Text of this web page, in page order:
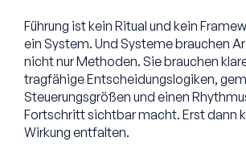
Führung ist kein Ritual und kein
ein System. Und Systeme brauchen
nicht nur Methoden. Sie brauchen
tragfähige Entscheidungslogiken,
Steuerungsgrößen und einen
Fortschritt sichtbar macht. Erst dann
Wirkung entfalten.